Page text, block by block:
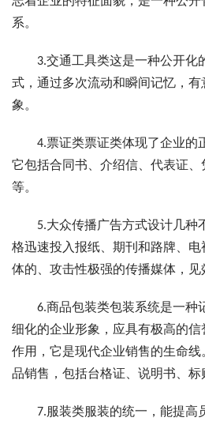
系。
3.交通工具类这是一种公开化
式，通过多次流动和瞬间记忆，
象。
4.票证类票证类体现了企业的正
它包括合同书、介绍信、代表证
等。
5.大众传播广告方式设计几种
格迅速投入报纸、期刊和路牌、
体的、攻击性极强的传播媒体，见
6.商品包装类包装系统是一种
细化的企业形象，应具有极高的
作用，它是现代企业销售的生命
品销售，包括台格证、说明书、标
7.服装类服装的统一，能提高